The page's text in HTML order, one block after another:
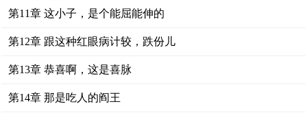
第11章 这小子，是个能屈能伸的
第12章 跟这种红眼病计较，跌份儿
第13章 恭喜啊，这是喜脉
第14章 那是吃人的阎王